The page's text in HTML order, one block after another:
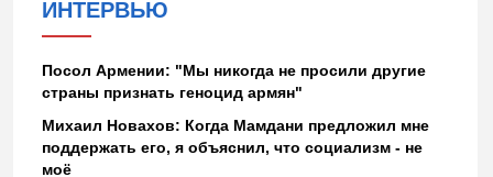
ИНТЕРВЬЮ
Посол Армении: "Мы никогда не просили другие
страны признать геноцид армян"
Михаил Новахов: Когда Мамдани предложил мне
поддержать его, я объяснил, что социализм - не
моё